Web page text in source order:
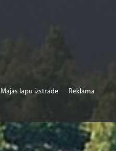
Mājas lapu izstrāde Reklāma